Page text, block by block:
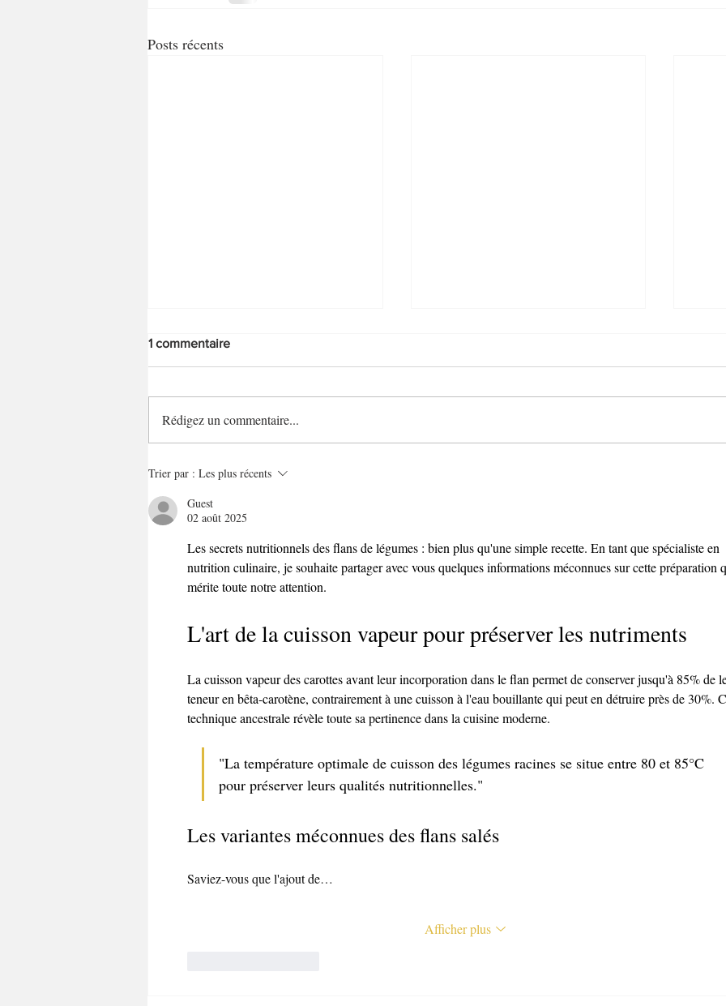
Posts récents
1 commentaire
Rédigez un commentaire...
Trier par : Les plus récents
Guest
02 août 2025
Les secrets nutritionnels des flans de légumes : bien plus qu'une simple recette. En tant que spécialiste en
nutrition culinaire, je souhaite partager avec vous quelques informations méconnues sur cette préparation
mérite toute notre attention.
L'art de la cuisson vapeur pour préserver les nutriments
La cuisson vapeur des carottes avant leur incorporation dans le flan permet de conserver jusqu'à 85% de
teneur en bêta-carotène, contrairement à une cuisson à l'eau bouillante qui peut en détruire près de 30%.
technique ancestrale révèle toute sa pertinence dans la cuisine moderne.
"La température optimale de cuisson des légumes racines se situe entre 80 et 85°C
pour préserver leurs qualités nutritionnelles."
Les variantes méconnues des flans salés
Saviez-vous que l'ajout de…
Afficher plus